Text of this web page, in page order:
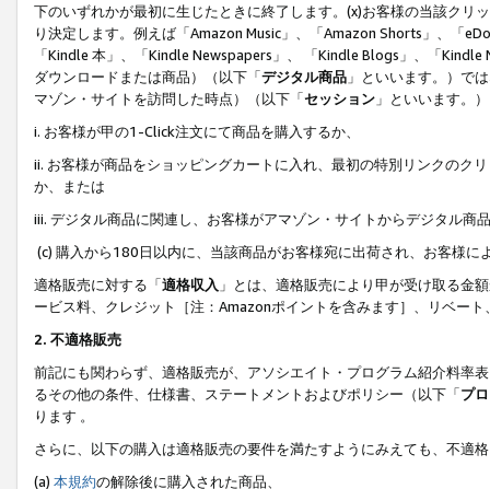
下のいずれかが最初に生じたときに終了します。(x)お客様の当該ク
り決定します。例えば「Amazon Music」、「Amazon Shorts」、「
「Kindle 本」、「Kindle Newspapers」、 「Kindle Blogs」、「
ダウンロードまたは商品）（以下「デジタル商品 」といいます。）で
マゾン・サイトを訪問した時点）（以下「セッション 」といいます。
i. お客様が甲の1-Click注文にて商品を購入するか、
ii. お客様が商品をショッピングカートに入れ、最初の特別リンクのク
か、または
iii. デジタル商品に関連し、お客様がアマゾン・サイトからデジタル
(c) 購入から180日以内に、当該商品がお客様宛に出荷され、お客様
適格販売に対する「適格収入 」とは、適格販売により甲が受け取る金
ービス料、クレジット［注：Amazonポイントを含みます］、リベー
2. 不適格販売
前記にも関わらず、適格販売が、アソシエイト・プログラム紹介料率
るその他の条件、仕様書、ステートメントおよびポリシー（以下「プ
ります 。
さらに、以下の購入は適格販売の要件を満たすようにみえても、不適
(a) 本規約の解除後に購入された商品、